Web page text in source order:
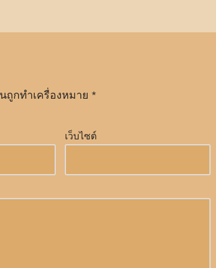
ถูกทำเครื่องหมาย *
เว็บไซต์